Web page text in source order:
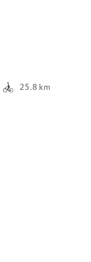
25.8 km